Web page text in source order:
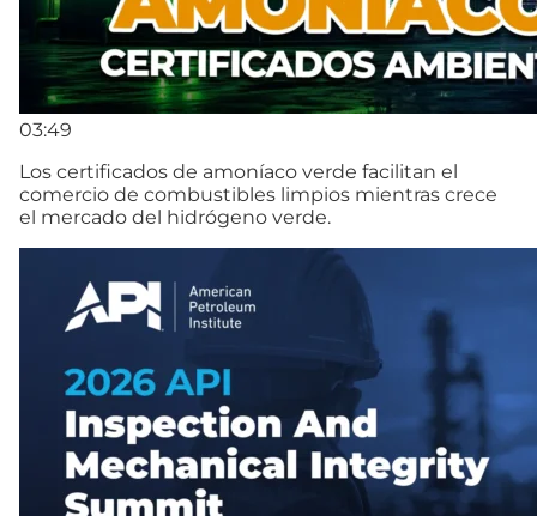
03:49
Los certificados de amoníaco verde facilitan el
comercio de combustibles limpios mientras crece
el mercado del hidrógeno verde.